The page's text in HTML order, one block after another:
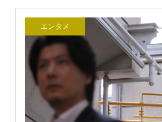
エンタメ